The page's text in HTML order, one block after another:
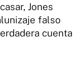
Jones
falso
cuenta